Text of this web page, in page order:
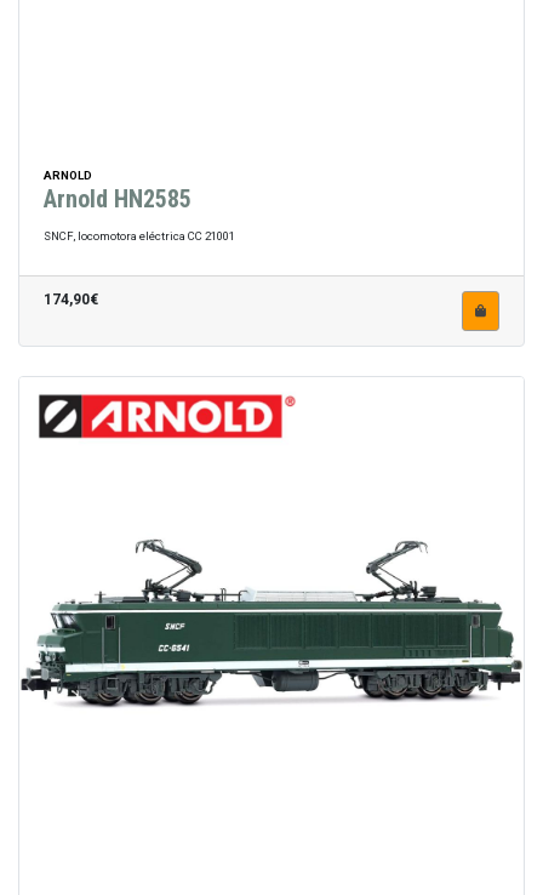
ARNOLD
Arnold HN2585
SNCF, locomotora eléctrica CC 21001
174,90€